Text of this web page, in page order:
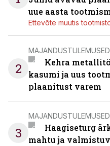
uue aasta
Ettevõte muutis
2
MAJANDUSTULEMUSED
Kehra
kasumi ja uus
plaanitust varem
3
MAJANDUSTULEMUSED
Haagiseturg
mahtu ja